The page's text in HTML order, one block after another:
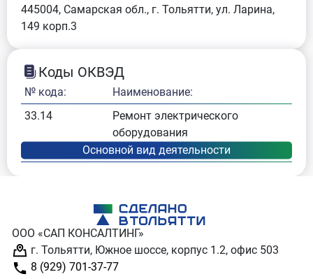
445004, Самарская обл., г. Тольятти, ул. Ларина,
149 корп.3
Коды ОКВЭД
№ кода:
Наименование:
33.14
Ремонт электрического
оборудования
ООО «САП КОНСАЛТИНГ»
г. Тольятти, Южное шоссе, корпус 1.2, офис 503
8 (929) 701-37-77